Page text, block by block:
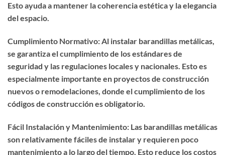
Esto ayuda a mantener la coherencia estética y la elegancia
del espacio.
Cumplimiento Normativo: Al instalar barandillas metálicas,
se garantiza el cumplimiento de los estándares de
seguridad y las regulaciones locales y nacionales. Esto es
especialmente importante en proyectos de construcción
nuevos o remodelaciones, donde el cumplimiento de los
códigos de construcción es obligatorio.
Fácil Instalación y Mantenimiento: Las barandillas metálicas
son relativamente fáciles de instalar y requieren poco
mantenimiento a lo largo del tiempo. Esto reduce los costos